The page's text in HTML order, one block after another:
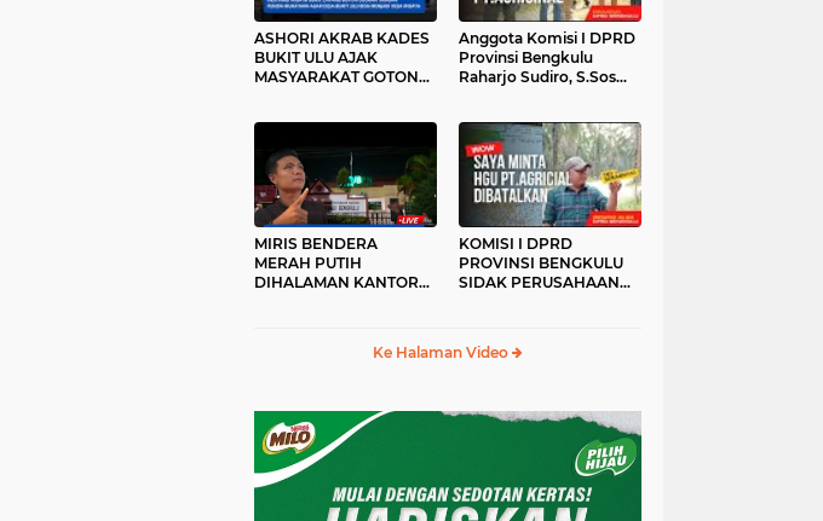
ASHORI AKRAB KADES
BUKIT ULU AJAK
MASYARAKAT GOTONG
Anggota Komisi I DPRD
Provinsi Bengkulu
Raharjo Sudiro, S.Sos
MIRIS BENDERA
MERAH PUTIH
DIHALAMAN KANTOR
KOMISI I DPRD
PROVINSI BENGKULU
SIDAK PERUSAHAAN
Ke Halaman Video